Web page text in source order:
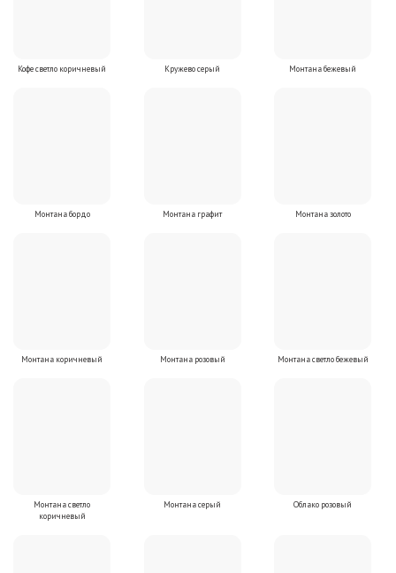
Кофе светло коричневый Кружево серый Монтана бежевый
Монтана бордо Монтана графит Монтана золото
Монтана коричневый Монтана розовый Монтана светло бежевый
Монтана светло
коричневый
Монтана серый Облако розовый